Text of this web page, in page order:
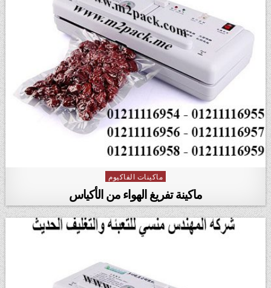
Posted in
ماكينات الفاكيوم
ماكينة تفريغ الهواء من الأكياس